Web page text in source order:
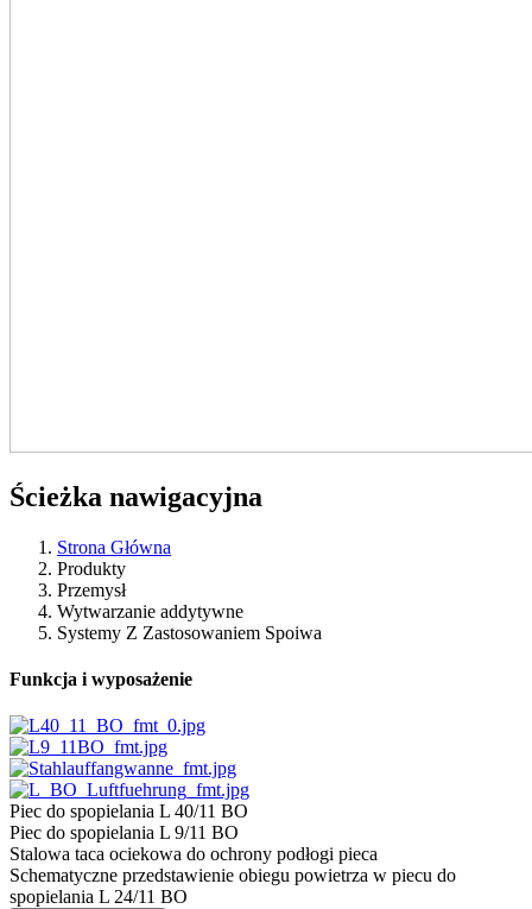
Ścieżka nawigacyjna
Strona Główna
Produkty
Przemysł
Wytwarzanie addytywne
Systemy Z Zastosowaniem Spoiwa
Funkcja i wyposażenie
Piec do spopielania L 40/11 BO
Piec do spopielania L 9/11 BO
Stalowa taca ociekowa do ochrony podłogi pieca
Schematyczne przedstawienie obiegu powietrza w piecu do
spopielania L 24/11 BO